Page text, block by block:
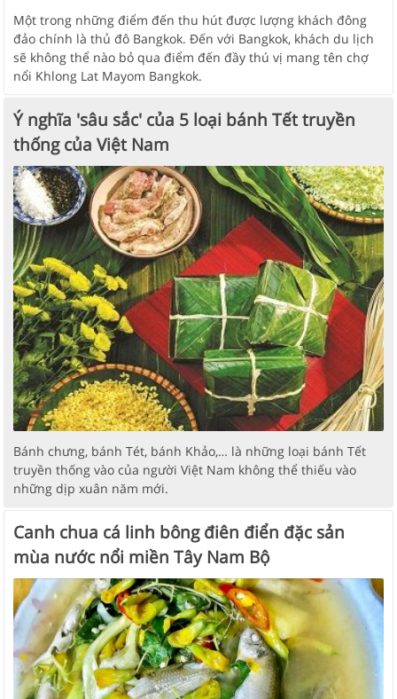
Một trong những điểm đến thu hút được lượng khách đông
đảo chính là thủ đô Bangkok. Đến với Bangkok, khách du lịch
sẽ không thể nào bỏ qua điểm đến đầy thú vị mang tên chợ
nổi Khlong Lat Mayom Bangkok.
Ý nghĩa 'sâu sắc' của 5 loại bánh Tết truyền
thống của Việt Nam
Bánh chưng, bánh Tét, bánh Khảo,… là những loại bánh Tết
truyền thống vào của người Việt Nam không thể thiếu vào
những dịp xuân năm mới.
Canh chua cá linh bông điên điển đặc sản
mùa nước nổi miền Tây Nam Bộ